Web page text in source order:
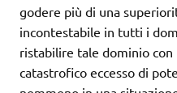
godere più di una
incontestabile in tutti i
ristabilire tale dominio con
catastrofico eccesso di